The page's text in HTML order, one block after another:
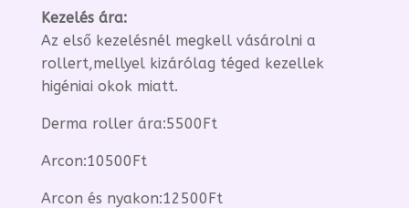
Kezelés ára:
Az első kezelésnél megkell vásárolni a
rollert,mellyel kizárólag téged kezellek
higéniai okok miatt.
Derma roller ára:5500Ft
Arcon:10500Ft
Arcon és nyakon:12500Ft